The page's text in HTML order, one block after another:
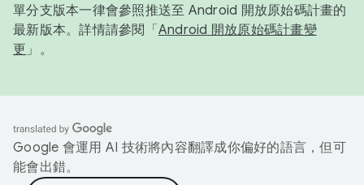
單分支版本一律會參照推送至 Android 開放原始碼計畫的
最新版本。詳情請參閱「 Android 開放原始碼計畫變
更 」。
Google 會運用 AI 技術將內容翻譯成你偏好的語言，但可
能會出錯。